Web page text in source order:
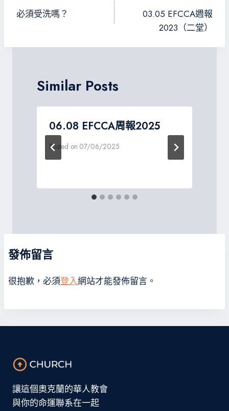
ok
章
覽
必須受洗嗎？
03.05 EFCCA週報
2023（二堂）
Similar Posts
06.08 EFCCA周報2025
Posted on 07/06/2025
發佈留言
很抱歉，必須登入網站才能發佈留言。
讓這個奧克蘭的華人教會
與你的命運聯系在一起